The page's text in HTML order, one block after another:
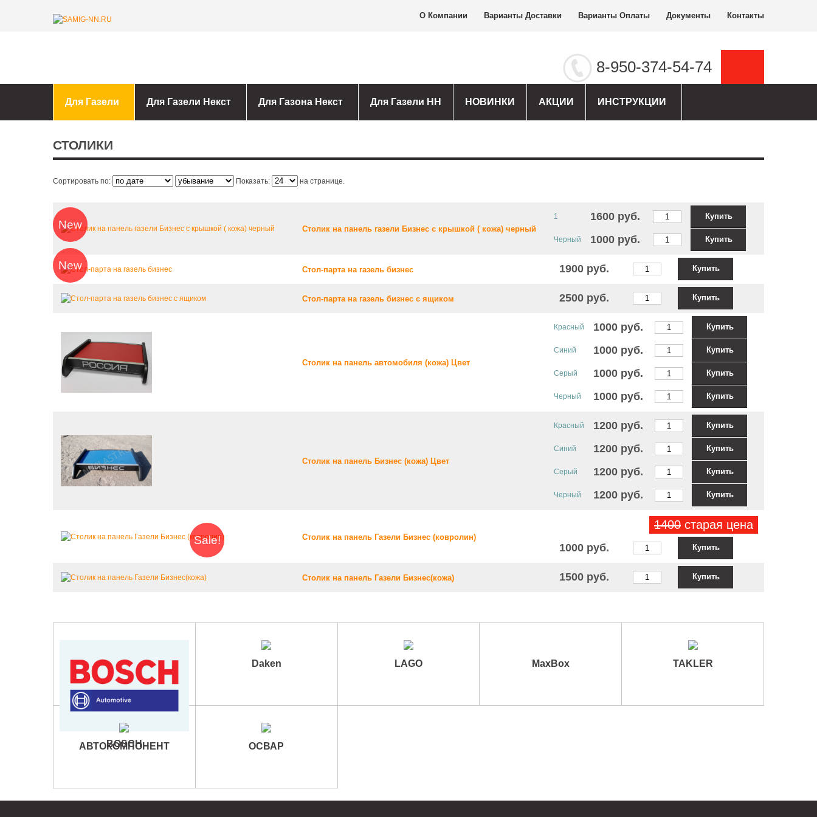
О Компании Варианты Доставки Варианты Оплаты Документы Контакты
8-950-374-54-74
Для Газели Для Газели Некст Для Газона Некст Для Газели НН НОВИНКИ АКЦИИ ИНСТРУКЦИИ
СТОЛИКИ
Сортировать по: Показать: на странице.
New Столик на панель газели Бизнес с крышкой ( кожа) черный
1 1600 руб. Купить
Черный 1000 руб. Купить
New Стол-парта на газель бизнес 1900 руб. Купить
Стол-парта на газель бизнес с ящиком 2500 руб. Купить
Столик на панель автомобиля (кожа) Цвет
Красный 1000 руб. Купить
Синий 1000 руб. Купить
Серый 1000 руб. Купить
Черный 1000 руб. Купить
Столик на панель Бизнес (кожа) Цвет
Красный 1200 руб. Купить
Синий 1200 руб. Купить
Серый 1200 руб. Купить
Черный 1200 руб. Купить
Sale! Столик на панель Газели Бизнес (ковролин)
1400 старая цена
1000 руб. Купить
Столик на панель Газели Бизнес(кожа) 1500 руб. Купить
BOSCH
Daken LAGO MaxBox TAKLER
АВТОКОМПОНЕНТ ОСВАР